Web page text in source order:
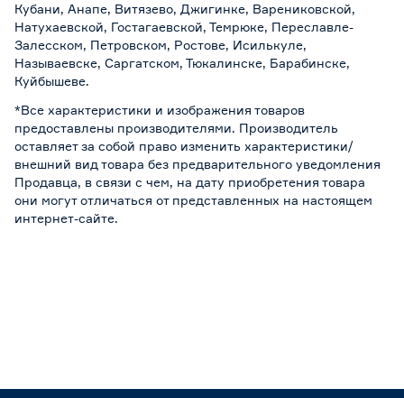
Кубани, Анапе, Витязево, Джигинке, Варениковской,
Натухаевской, Гостагаевской, Темрюке, Переславле-
Залесском, Петровском, Ростове, Исилькуле,
Называевске, Саргатском, Тюкалинске, Барабинске,
Куйбышеве.
*Все характеристики и изображения товаров
предоставлены производителями. Производитель
оставляет за собой право изменить характеристики/
внешний вид товара без предварительного уведомления
Продавца, в связи с чем, на дату приобретения товара
они могут отличаться от представленных на настоящем
интернет-сайте.